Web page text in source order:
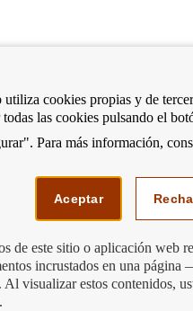
Podemos
de
cookies propias y de
todas las cookies pulsando el
Para más información,
Aceptar
de este sitio o aplicación web
incrustados en una
visualizar estos contenidos,